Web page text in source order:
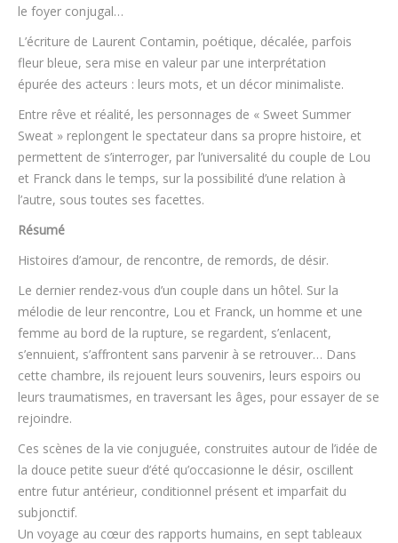
le foyer conjugal…
L’écriture de Laurent Contamin, poétique, décalée, parfois
fleur bleue, sera mise en valeur par une interprétation
épurée des acteurs : leurs mots, et un décor minimaliste.
Entre rêve et réalité, les personnages de « Sweet Summer
Sweat » replongent le spectateur dans sa propre histoire, et
permettent de s’interroger, par l’universalité du couple de Lou
et Franck dans le temps, sur la possibilité d’une relation à
l’autre, sous toutes ses facettes.
Résumé
Histoires d’amour, de rencontre, de remords, de désir.
Le dernier rendez-vous d’un couple dans un hôtel. Sur la
mélodie de leur rencontre, Lou et Franck, un homme et une
femme au bord de la rupture, se regardent, s’enlacent,
s’ennuient, s’affrontent sans parvenir à se retrouver… Dans
cette chambre, ils rejouent leurs souvenirs, leurs espoirs ou
leurs traumatismes, en traversant les âges, pour essayer de se
rejoindre.
Ces scènes de la vie conjuguée, construites autour de l’idée de
la douce petite sueur d’été qu’occasionne le désir, oscillent
entre futur antérieur, conditionnel présent et imparfait du
subjonctif.
Un voyage au cœur des rapports humains, en sept tableaux